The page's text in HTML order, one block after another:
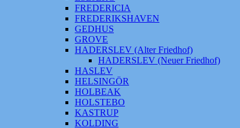
FREDERICIA
FREDERIKSHAVEN
GEDHUS
GROVE
HADERSLEV (Alter Friedhof)
HADERSLEV (Neuer Friedhof)
HASLEV
HELSINGÖR
HOLBEAK
HOLSTEBO
KASTRUP
KOLDING